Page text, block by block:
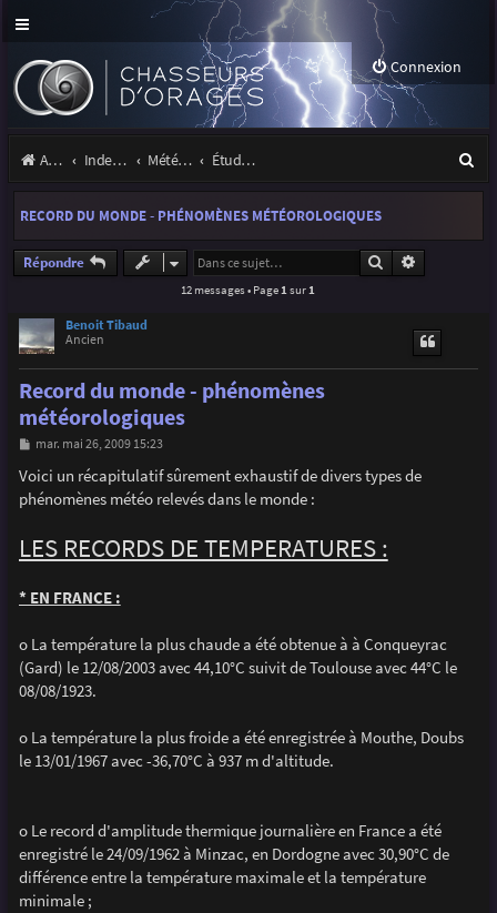
Connexion
Accueil Index du forum Météo et climatologie des orages Étude de phénomènes orageux
e
RECORD DU MONDE - PHÉNOMÈNES MÉTÉOROLOGIQUES
Répondre Rechercher
12 messages • Page 1 sur 1
Benoit Tibaud
Ancien
Record du monde - phénomènes
météorologiques
M
s
s
a
mar. mai 26, 2009 15:23
Voici un récapitulatif sûrement exhaustif de divers types de
phénomènes météo relevés dans le monde :
LES RECORDS DE TEMPERATURES :
* EN FRANCE :
o La température la plus chaude a été obtenue à à Conqueyrac
(Gard) le 12/08/2003 avec 44,10°C suivit de Toulouse avec 44°C le
08/08/1923.
o La température la plus froide a été enregistrée à Mouthe, Doubs
le 13/01/1967 avec -36,70°C à 937 m d'altitude.
o Le record d'amplitude thermique journalière en France a été
enregistré le 24/09/1962 à Minzac, en Dordogne avec 30,90°C de
différence entre la température maximale et la température
minimale ;